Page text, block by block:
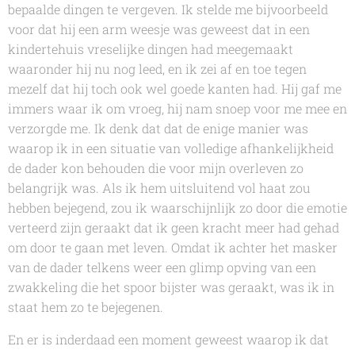
bepaalde dingen te vergeven. Ik stelde me bijvoorbeeld
voor dat hij een arm weesje was geweest dat in een
kindertehuis vreselijke dingen had meegemaakt
waaronder hij nu nog leed, en ik zei af en toe tegen
mezelf dat hij toch ook wel goede kanten had. Hij gaf me
immers waar ik om vroeg, hij nam snoep voor me mee en
verzorgde me. Ik denk dat dat de enige manier was
waarop ik in een situatie van volledige afhankelijkheid
de dader kon behouden die voor mijn overleven zo
belangrijk was. Als ik hem uitsluitend vol haat zou
hebben bejegend, zou ik waarschijnlijk zo door die emotie
verteerd zijn geraakt dat ik geen kracht meer had gehad
om door te gaan met leven. Omdat ik achter het masker
van de dader telkens weer een glimp opving van een
zwakkeling die het spoor bijster was geraakt, was ik in
staat hem zo te bejegenen.
En er is inderdaad een moment geweest waarop ik dat